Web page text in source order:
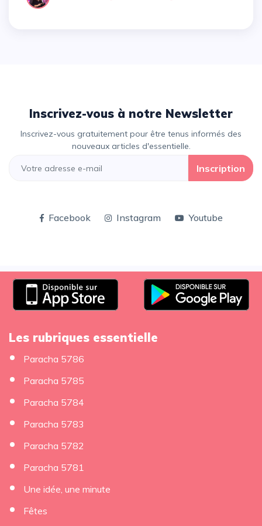
Inscrivez-vous à notre Newsletter
Inscrivez-vous gratuitement pour être tenus informés des
nouveaux articles d'essentielle.
Inscription
Facebook Instagram Youtube
Les rubriques essentielle
Paracha 5786
Paracha 5785
Paracha 5784
Paracha 5783
Paracha 5782
Paracha 5781
Une idée, une minute
Fêtes